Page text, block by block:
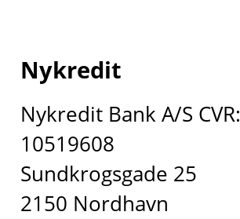
Nykredit
Nykredit Bank A/S CVR:
10519608
Sundkrogsgade 25
2150 Nordhavn